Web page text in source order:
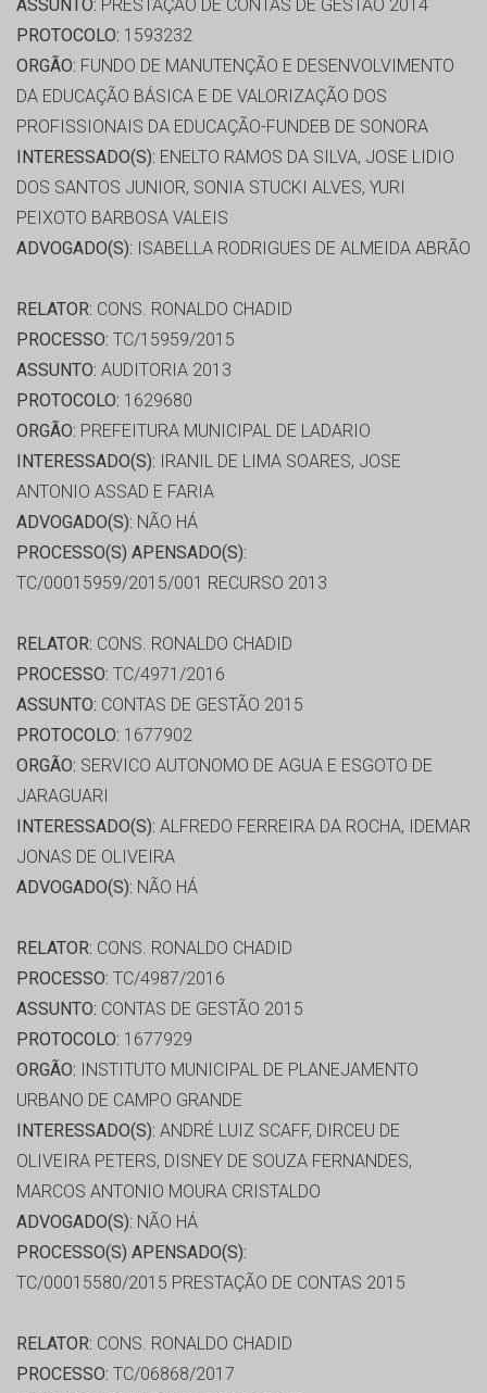
ASSUNTO: PRESTAÇÃO DE CONTAS DE GESTÃO 2014
PROTOCOLO: 1593232
ORGÃO: FUNDO DE MANUTENÇÃO E DESENVOLVIMENTO
DA EDUCAÇÃO BÁSICA E DE VALORIZAÇÃO DOS
PROFISSIONAIS DA EDUCAÇÃO-FUNDEB DE SONORA
INTERESSADO(S): ENELTO RAMOS DA SILVA, JOSE LIDIO
DOS SANTOS JUNIOR, SONIA STUCKI ALVES, YURI
PEIXOTO BARBOSA VALEIS
ADVOGADO(S): ISABELLA RODRIGUES DE ALMEIDA ABRÃO
RELATOR: CONS. RONALDO CHADID
PROCESSO: TC/15959/2015
ASSUNTO: AUDITORIA 2013
PROTOCOLO: 1629680
ORGÃO: PREFEITURA MUNICIPAL DE LADARIO
INTERESSADO(S): IRANIL DE LIMA SOARES, JOSE
ANTONIO ASSAD E FARIA
ADVOGADO(S): NÃO HÁ
PROCESSO(S) APENSADO(S):
TC/00015959/2015/001 RECURSO 2013
RELATOR: CONS. RONALDO CHADID
PROCESSO: TC/4971/2016
ASSUNTO: CONTAS DE GESTÃO 2015
PROTOCOLO: 1677902
ORGÃO: SERVICO AUTONOMO DE AGUA E ESGOTO DE
JARAGUARI
INTERESSADO(S): ALFREDO FERREIRA DA ROCHA, IDEMAR
JONAS DE OLIVEIRA
ADVOGADO(S): NÃO HÁ
RELATOR: CONS. RONALDO CHADID
PROCESSO: TC/4987/2016
ASSUNTO: CONTAS DE GESTÃO 2015
PROTOCOLO: 1677929
ORGÃO: INSTITUTO MUNICIPAL DE PLANEJAMENTO
URBANO DE CAMPO GRANDE
INTERESSADO(S): ANDRÉ LUIZ SCAFF, DIRCEU DE
OLIVEIRA PETERS, DISNEY DE SOUZA FERNANDES,
MARCOS ANTONIO MOURA CRISTALDO
ADVOGADO(S): NÃO HÁ
PROCESSO(S) APENSADO(S):
TC/00015580/2015 PRESTAÇÃO DE CONTAS 2015
RELATOR: CONS. RONALDO CHADID
PROCESSO: TC/06868/2017